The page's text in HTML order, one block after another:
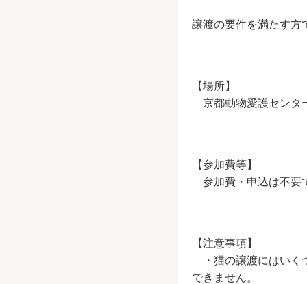
譲渡の要件を満たす方
【場所】
京都動物愛護センタ
【参加費等】
参加費・申込は不要
【注意事項】
・猫の譲渡にはいく
できません。